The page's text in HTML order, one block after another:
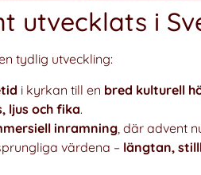
utvecklats i
tydlig utveckling:
i kyrkan till en bred kulturell
ljus och fika.
inramning , där advent
värdena – längtan,